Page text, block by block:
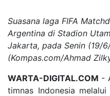
Suasana laga FIFA
Argentina di Stadion
Jakarta, pada Senin (19/
(Kompas.com/Ahmad
WARTA-DIGITAL.COM -
timnas Indonesia